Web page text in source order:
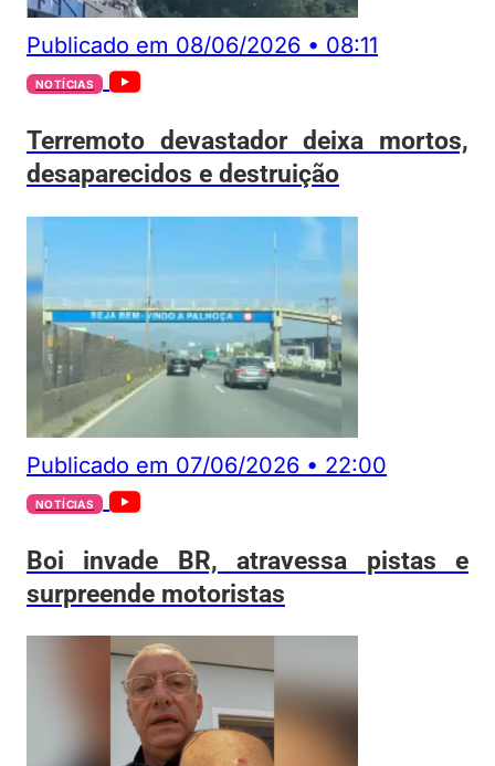
Publicado em 08/06/2026 • 08:11
NOTÍCIAS
Terremoto devastador deixa mortos,
desaparecidos e destruição
Publicado em 07/06/2026 • 22:00
NOTÍCIAS
Boi invade BR, atravessa pistas e
surpreende motoristas